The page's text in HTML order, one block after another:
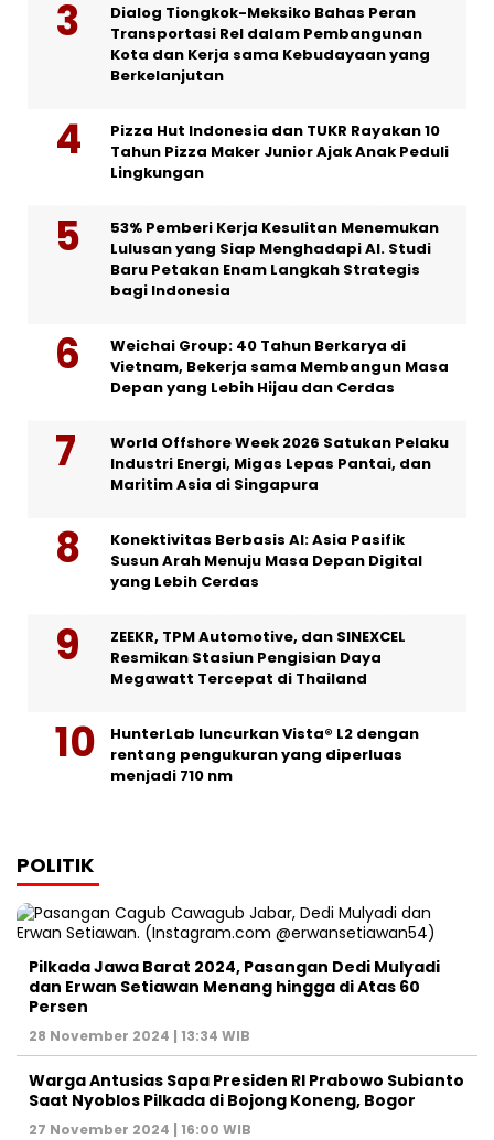
Dialog Tiongkok-Meksiko Bahas Peran
Transportasi Rel dalam Pembangunan
Kota dan Kerja sama Kebudayaan yang
Berkelanjutan
Pizza Hut Indonesia dan TUKR Rayakan 10
Tahun Pizza Maker Junior Ajak Anak Peduli
Lingkungan
53% Pemberi Kerja Kesulitan Menemukan
Lulusan yang Siap Menghadapi AI. Studi
Baru Petakan Enam Langkah Strategis
bagi Indonesia
Weichai Group: 40 Tahun Berkarya di
Vietnam, Bekerja sama Membangun Masa
Depan yang Lebih Hijau dan Cerdas
World Offshore Week 2026 Satukan Pelaku
Industri Energi, Migas Lepas Pantai, dan
Maritim Asia di Singapura
Konektivitas Berbasis AI: Asia Pasifik
Susun Arah Menuju Masa Depan Digital
yang Lebih Cerdas
ZEEKR, TPM Automotive, dan SINEXCEL
Resmikan Stasiun Pengisian Daya
Megawatt Tercepat di Thailand
HunterLab luncurkan Vista® L2 dengan
rentang pengukuran yang diperluas
menjadi 710 nm
POLITIK
Pilkada Jawa Barat 2024, Pasangan Dedi Mulyadi
dan Erwan Setiawan Menang hingga di Atas 60
Persen
28 November 2024 | 13:34 WIB
Warga Antusias Sapa Presiden RI Prabowo Subianto
Saat Nyoblos Pilkada di Bojong Koneng, Bogor
27 November 2024 | 16:00 WIB